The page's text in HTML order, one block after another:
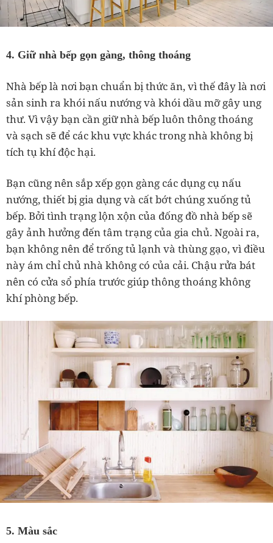
4. Giữ nhà bếp gọn gàng, thông thoáng
Nhà bếp là nơi bạn chuẩn bị thức ăn, vì thế đây là nơi
sản sinh ra khói nấu nướng và khói dầu mỡ gây ung
thư. Vì vậy bạn cần giữ nhà bếp luôn thông thoáng
và sạch sẽ để các khu vực khác trong nhà không bị
tích tụ khí độc hại.
Bạn cũng nên sắp xếp gọn gàng các dụng cụ nấu
nướng, thiết bị gia dụng và cất bớt chúng xuống tủ
bếp. Bởi tình trạng lộn xộn của đống đồ nhà bếp sẽ
gây ảnh hưởng đến tâm trạng của gia chủ. Ngoài ra,
bạn không nên để trống tủ lạnh và thùng gạo, vì điều
này ám chỉ chủ nhà không có của cải. Chậu rửa bát
nên có cửa sổ phía trước giúp thông thoáng không
khí phòng bếp.
5. Màu sắc